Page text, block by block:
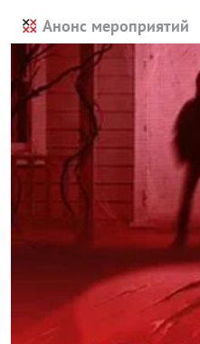
Анонс мероприятий